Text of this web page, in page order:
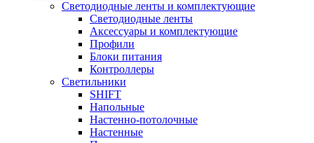
Светодиодные ленты и комплектующие
Светодиодные ленты
Аксессуары и комплектующие
Профили
Блоки питания
Контроллеры
Светильники
SHIFT
Напольные
Настенно-потолочные
Настенные